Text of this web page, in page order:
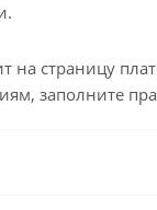
на страницу
заполните